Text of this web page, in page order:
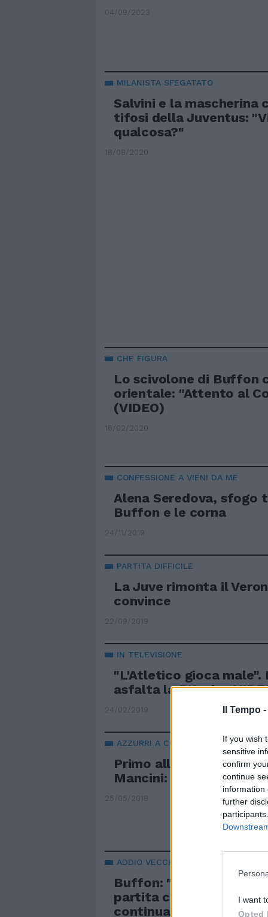
Il Tempo -
If you wish
sensitive
confirm
continue
information
further
I want
Opted
04/09/2023
MILANISTA SFEGATATO
Salvini e la mascherina
tifosi della Juventus:
qualcosa?"
18/08/2020
CHE FIGURA
Lo scivolone di Buffon
orientale: "Attento al
(VIDEO)
16/02/2020
CONFESSIONE A VIENI DA ME
Alena Seredova, sfogo
Buffon e le corna
24/11/2019
PARTITA DIFFICILE
La Juve rimonta il
convince
22/09/2019
IN TELEVISIONE
"L'Atletico gioca male".
asfalta la D'Amico
24/02/2019
AZZURRI A COVERCIANO
Primo allenamento per
Mancini: "Buffon?
25/05/2018
ADDIO VECCHIA SIGNORA
Buffon: "Sabato la mia
partita con la Juve. Poi
continuare"